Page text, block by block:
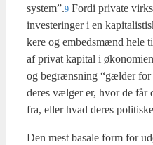
system”.9 For­di pri­va­te
inve­ste­rin­ger i en
ke­re og embeds­mænd hele
af pri­vat kapi­tal i
og begræns­ning “gæl­der for
deres væl­ger er, hvor de får
fra, eller hvad deres
Den mest basa­le form for